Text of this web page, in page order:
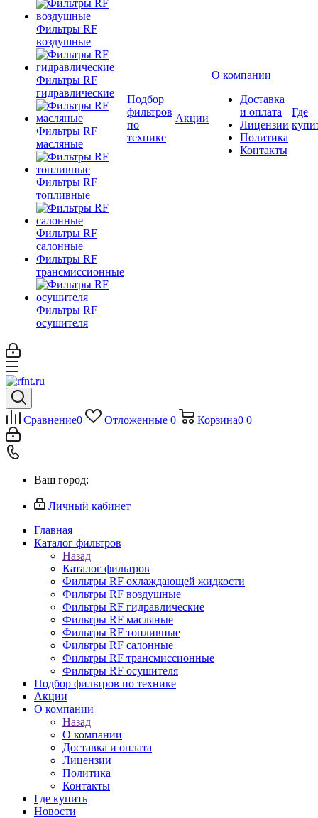
Фильтры RF
воздушные
Фильтры RF
гидравлические
Фильтры RF
масляные
Фильтры RF
топливные
Фильтры RF
салонные
Фильтры RF
трансмиссионные
Фильтры RF
осушителя
Подбор
фильтров
по
технике
Акции
О компании
Доставка
и оплата
Лицензии
Политика
Контакты
Где
Сравнение0 Отложенные 0 Корзина0 0
Ваш город:
Личный кабинет
Главная
Каталог фильтров
Назад
Каталог фильтров
Фильтры RF охлаждающей жидкости
Фильтры RF воздушные
Фильтры RF гидравлические
Фильтры RF масляные
Фильтры RF топливные
Фильтры RF салонные
Фильтры RF трансмиссионные
Фильтры RF осушителя
Подбор фильтров по технике
Акции
О компании
Назад
О компании
Доставка и оплата
Лицензии
Политика
Контакты
Где купить
Новости